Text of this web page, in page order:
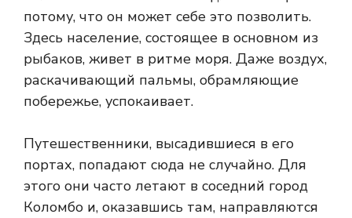
потому, что он может себе это позволить.
Здесь население, состоящее в основном из
рыбаков, живет в ритме моря. Даже воздух,
раскачивающий пальмы, обрамляющие
побережье, успокаивает.
Путешественники, высадившиеся в его
портах, попадают сюда не случайно. Для
этого они часто летают в соседний город
Коломбо и, оказавшись там, направляются